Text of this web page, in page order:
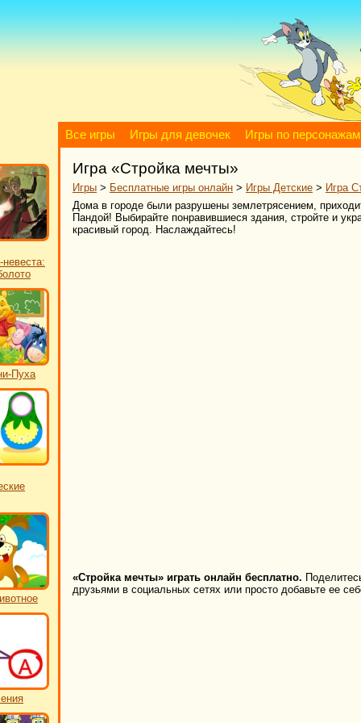
Все игры Игры для девочек Игры по персонажам
Пуха
Игра «Стройка мечты»
Игры > Бесплатные игры онлайн > Игры Детские > Игра
Дома в городе были разрушены землетрясением,
Пандой! Выбирайте понравившиеся здания, стройте и
красивый город. Наслаждайтесь!
«Стройка мечты» играть онлайн бесплатно.
друзьями в социальных сетях или просто добавьте ее